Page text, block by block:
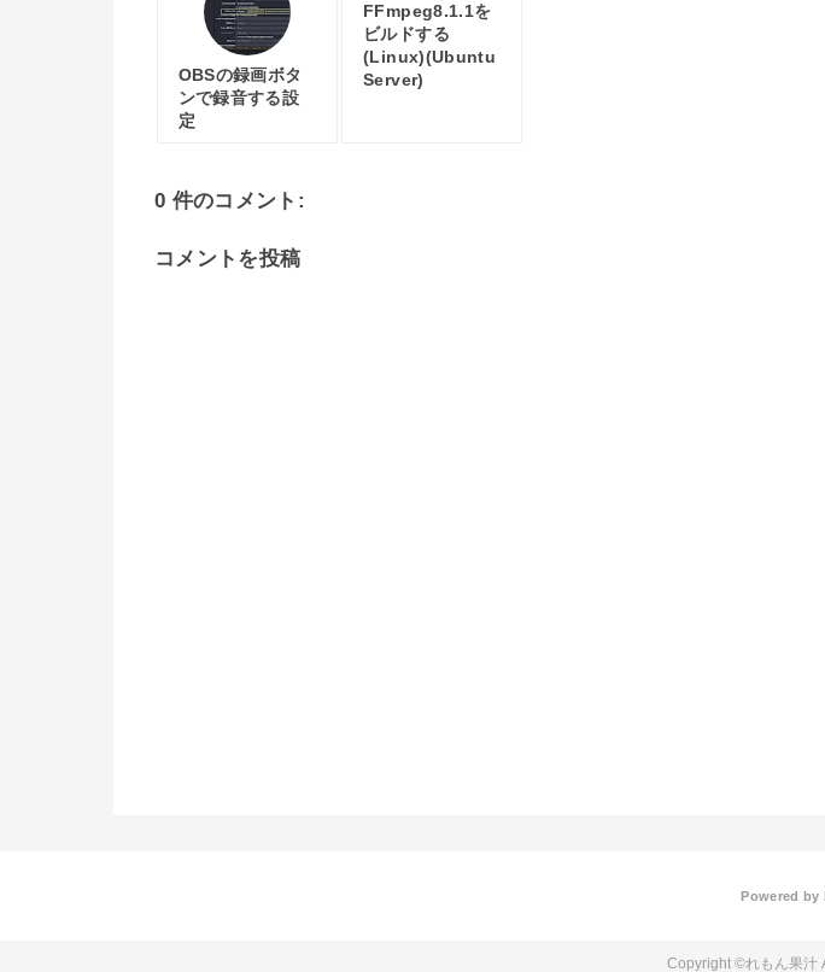
OBSの録画ボタ
ンで録音する設
定
FFmpeg8.1.1を
ビルドする
(Linux)(Ubuntu
Server)
0 件のコメント:
コメントを投稿
Powered by
れもん果汁